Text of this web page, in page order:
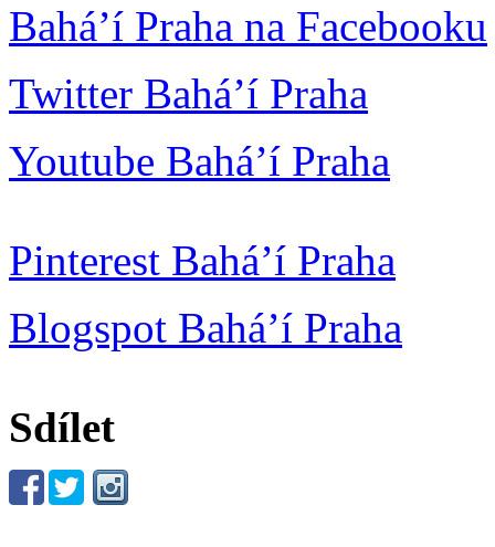
Bahá’í Praha na Facebooku
Twitter Bahá’í Praha
Youtube Bahá’í Praha
Pinterest Bahá’í Praha
Blogspot Bahá’í Praha
Sdílet